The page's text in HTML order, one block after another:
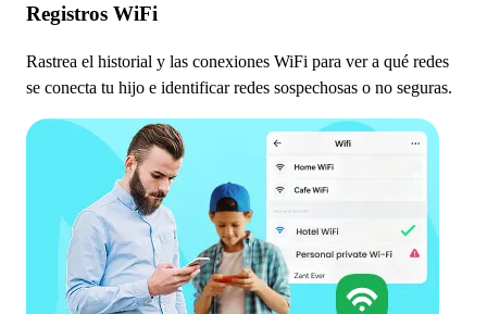
Registros WiFi
Rastrea el historial y las conexiones WiFi para ver a qué redes
se conecta tu hijo e identificar redes sospechosas o no seguras.